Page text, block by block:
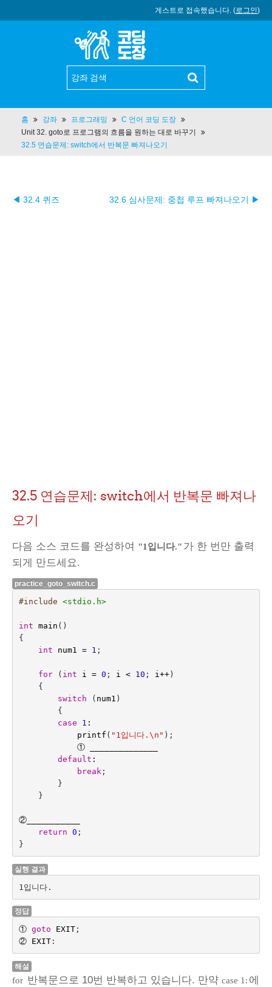
게스트로 접속했습니다. (로그인)
홈 강좌 프로그래밍
C 언어 코딩 도장
Unit 32. goto로 프로그램의 흐름을 원하는 대로 바꾸기
32.5 연습문제: switch에서 반복문 빠져나오기
◀ 32.4 퀴즈 32.6 심사문제: 중첩 루프 빠져나오기 ▶︎
32.5 연습문제: switch에서 반복문 빠져나
오기
다음 소스 코드를 완성하여 "1입니다." 가 한 번만 출력
되게 만드세요.
practice_goto_switch.c
#include <stdio.h>
int main ()
{
int
num1 = 1 ;
for ( int i = 0 ; i < 10 ; i ++)
{
switch
( num1 )
{
case
1 :
printf ( "1입니다. \n " );
①
default :
break ;
}
}
②___________
return 0 ;
}
실행 결과
1입니다.
정답
① goto EXIT;
②
EXIT:
해설
for 반복문으로 10번 반복하고 있습니다. 만약 case 1: 에